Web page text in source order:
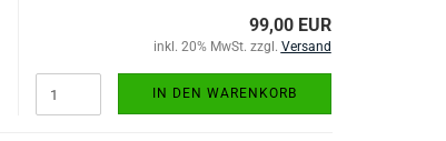
99,00 EUR
inkl. 20% MwSt. zzgl. Versand
IN DEN WARENKORB